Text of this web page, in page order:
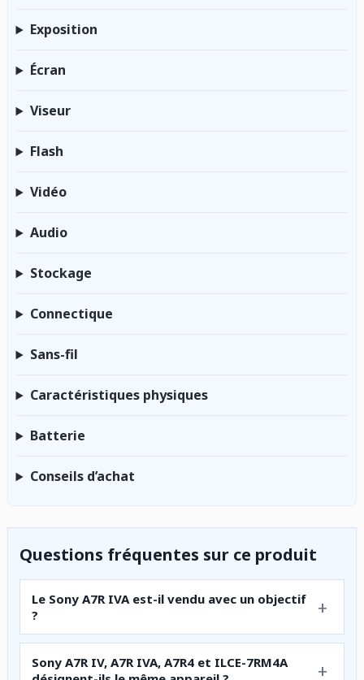
Exposition
Écran
Viseur
Flash
Vidéo
Audio
Stockage
Connectique
Sans-fil
Caractéristiques physiques
Batterie
Conseils d’achat
Questions fréquentes sur ce produit
Le Sony A7R IVA est-il vendu avec un objectif
?
Sony A7R IV, A7R IVA, A7R4 et ILCE-7RM4A